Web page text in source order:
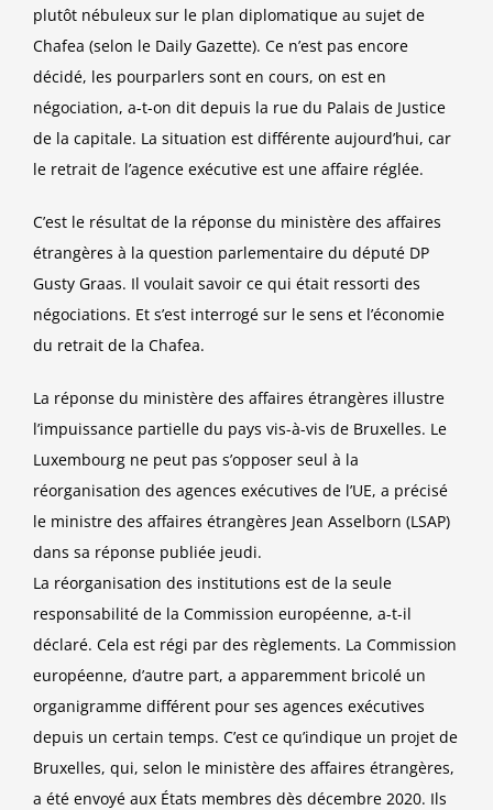
plutôt nébuleux sur le plan diplomatique au sujet de
Chafea (selon le Daily Gazette). Ce n’est pas encore
décidé, les pourparlers sont en cours, on est en
négociation, a-t-on dit depuis la rue du Palais de Justice
de la capitale. La situation est différente aujourd’hui, car
le retrait de l’agence exécutive est une affaire réglée.
C’est le résultat de la réponse du ministère des affaires
étrangères à la question parlementaire du député DP
Gusty Graas. Il voulait savoir ce qui était ressorti des
négociations. Et s’est interrogé sur le sens et l’économie
du retrait de la Chafea.
La réponse du ministère des affaires étrangères illustre
l’impuissance partielle du pays vis-à-vis de Bruxelles. Le
Luxembourg ne peut pas s’opposer seul à la
réorganisation des agences exécutives de l’UE, a précisé
le ministre des affaires étrangères Jean Asselborn (LSAP)
dans sa réponse publiée jeudi.
La réorganisation des institutions est de la seule
responsabilité de la Commission européenne, a-t-il
déclaré. Cela est régi par des règlements. La Commission
européenne, d’autre part, a apparemment bricolé un
organigramme différent pour ses agences exécutives
depuis un certain temps. C’est ce qu’indique un projet de
Bruxelles, qui, selon le ministère des affaires étrangères,
a été envoyé aux États membres dès décembre 2020. Ils